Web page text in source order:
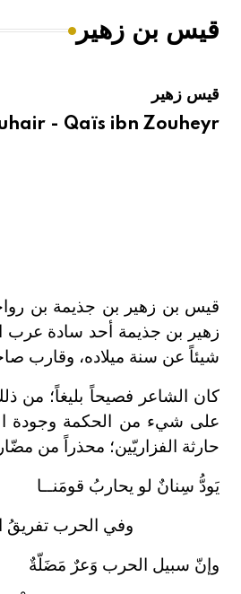
هيئة الموسوعةقيس بن زهير
قيس زهير
- Qaïs ibn Zouheyr
قيس بن زهير بن جذيمة بن
زهير بن جذيمة أحد سادة عرب
شيئاً عن سنة ميلاده، وقارب
كان الشاعر فصيحاً بليغاً؛ من
على شيء من الحكمة وجودة
حارثة الفزاريّين؛ محذراً من
يَودُّ سِنانٌ لو يحاربُ قومَنــا
وفي الحرب تفريقُ
وإنّ سبيل الحرب وَعرٌ مَضَلّةٌ